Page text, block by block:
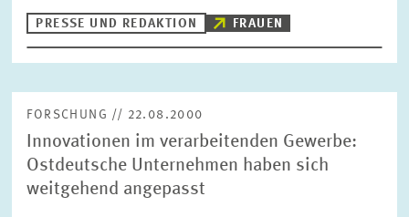
PRESSE UND REDAKTION FRAUEN
FORSCHUNG // 22.08.2000
Innovationen im verarbeitenden Gewerbe:
Ostdeutsche Unternehmen haben sich
weitgehend angepasst